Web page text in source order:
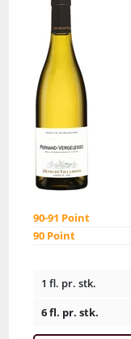
90-91 Point
90 Point
1 fl. pr. stk.
6 fl. pr. stk.